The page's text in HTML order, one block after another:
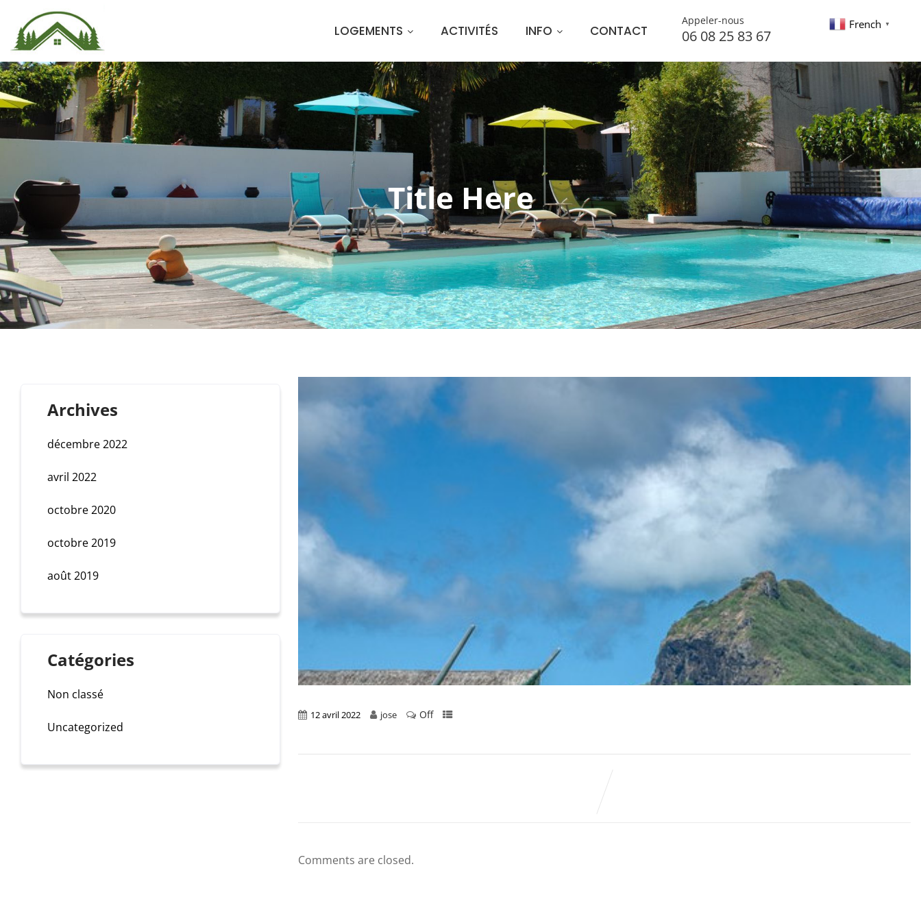
French ▼
Appeler-nous
06 08 25 83 67
LOGEMENTS ACTIVITÉS INFO CONTACT
Title Here
12 avril 2022 jose Off
Comments are closed.
Archives
décembre 2022
avril 2022
octobre 2020
octobre 2019
août 2019
Catégories
Non classé
Uncategorized